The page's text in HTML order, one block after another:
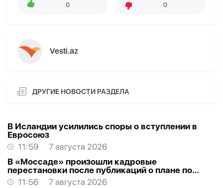
0 0
Vesti.az
ДРУГИЕ НОВОСТИ РАЗДЕЛА
В Исландии усилились споры о вступлении в
Евросоюз
11:59
7 августа 2026
В «Моссаде» произошли кадровые
перестановки после публикаций о плане по
Ирану
11:56
7 августа 2026